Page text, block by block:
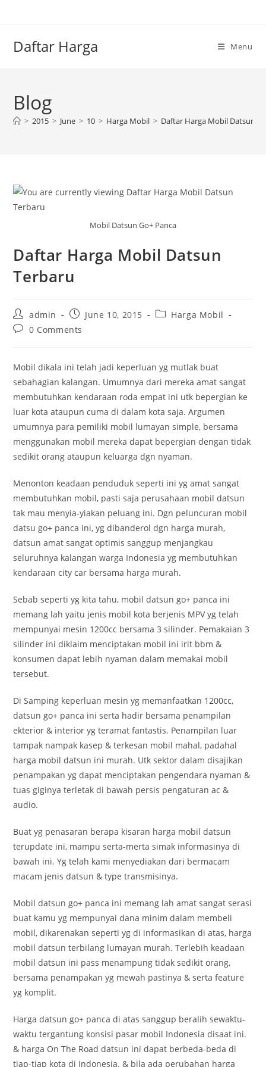
Daftar Harga Menu
Blog
> 2015 > June > 10 > Harga Mobil > Daftar Harga Mobil Datsun
Mobil Datsun Go+ Panca
Daftar Harga Mobil Datsun
Terbaru
Post
author:
admin
Post
published:
June 10, 2015
PostHarga Mobil
Post0 Comments
Mobil dikala ini telah jadi keperluan yg mutlak buat
sebahagian kalangan. Umumnya dari mereka amat sangat
membutuhkan kendaraan roda empat ini utk bepergian ke
luar kota ataupun cuma di dalam kota saja. Argumen
umumnya para pemiliki mobil lumayan simple, bersama
menggunakan mobil mereka dapat bepergian dengan tidak
sedikit orang ataupun keluarga dgn nyaman.
Menonton keadaan penduduk seperti ini yg amat sangat
membutuhkan mobil, pasti saja perusahaan mobil datsun
tak mau menyia-yiakan peluang ini. Dgn peluncuran mobil
datsu go+ panca ini, yg dibanderol dgn harga murah,
datsun amat sangat optimis sanggup menjangkau
seluruhnya kalangan warga Indonesia yg membutuhkan
kendaraan city car bersama harga murah.
Sebab seperti yg kita tahu, mobil datsun go+ panca ini
memang lah yaitu jenis mobil kota berjenis MPV yg telah
mempunyai mesin 1200cc bersama 3 silinder. Pemakaian 3
silinder ini diklaim menciptakan mobil ini irit bbm &
konsumen dapat lebih nyaman dalam memakai mobil
tersebut.
Di Samping keperluan mesin yg memanfaatkan 1200cc,
datsun go+ panca ini serta hadir bersama penampilan
ekterior & interior yg teramat fantastis. Penampilan luar
tampak nampak kasep & terkesan mobil mahal, padahal
harga mobil datsun ini murah. Utk sektor dalam disajikan
penampakan yg dapat menciptakan pengendara nyaman &
tuas giginya terletak di bawah persis pengaturan ac &
audio.
Buat yg penasaran berapa kisaran harga mobil datsun
terupdate ini, mampu serta-merta simak informasinya di
bawah ini. Yg telah kami menyediakan dari bermacam
macam jenis datsun & type transmisinya.
Mobil datsun go+ panca ini memang lah amat sangat serasi
buat kamu yg mempunyai dana minim dalam membeli
mobil, dikarenakan seperti yg di informasikan di atas, harga
mobil datsun terbilang lumayan murah. Terlebih keadaan
mobil datsun ini pass menampung tidak sedikit orang,
bersama penampakan yg mewah pastinya & serta feature
yg komplit.
Harga datsun go+ panca di atas sanggup beralih sewaktu-
waktu tergantung konsisi pasar mobil Indonesia disaat ini.
& harga On The Road datsun ini dapat berbeda-beda di
tiap-tiap kota di Indonesia. & bila ada perubahan harga